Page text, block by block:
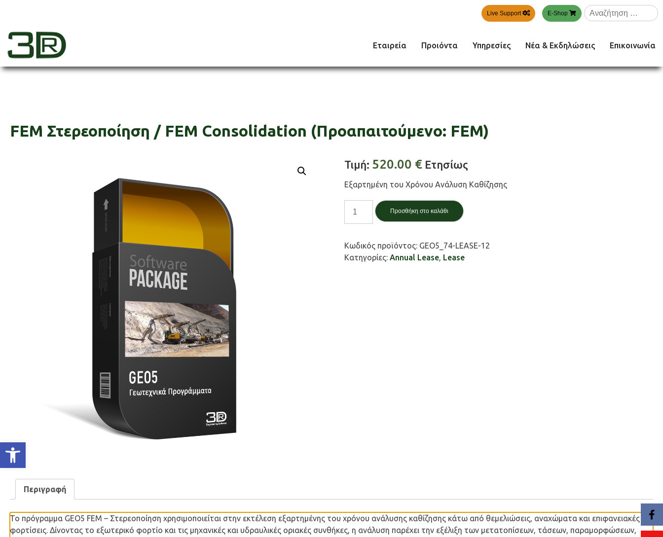
Ανοίξτε τη γραμμή εργαλείων
Live Support E-Shop
Αναζήτηση
για:
3dr
Εταιρεία Προιόντα Υπηρεσίες Νέα & Εκδηλώσεις Επικοινωνία
FEM Στερεοποίηση / FEM Consolidation (Προαπαιτούμενο: FEM)
Τιμή: 520.00 € Ετησίως
Εξαρτημένη του Χρόνου Ανάλυση Καθίζησης
Στερεοποίηση
FEM
Consolidation
Προσθήκη στο καλάθι
Κωδικός προϊόντος: GEO5_74-LEASE-12
Κατηγορίες:Annual Lease, Lease
Περιγραφή
Το πρόγραμμα GEO5 FEM – Στερεοποίηση χρησιμοποιείται στην εκτέλεση εξαρτημένης του χρόνου ανάλυσης καθίζησης κάτω από θεμελιώσεις, αναχώματα και επιφανειακές
φορτίσεις. Δίνοντας το εξωτερικό φορτίο και τις μηχανικές και υδραυλικές οριακές συνθήκες, η ανάλυση παρέχει την εξέλιξη των μετατοπίσεων, τάσεων, παραμορφώσεων,